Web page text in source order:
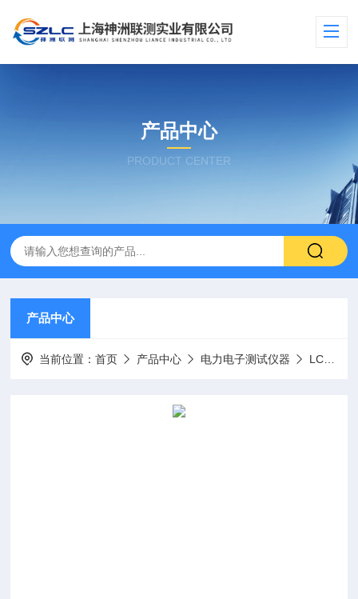
产品中心
PRODUCT CENTER
产品中心
当前位置：首页 产品中心 电力电子测试仪器 LCR测试仪